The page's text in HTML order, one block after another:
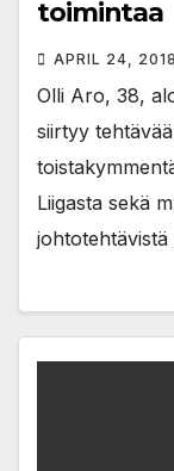
toimintaa
APRIL 24, 2018
Olli Aro, 38,
siirtyy
Liigasta sekä